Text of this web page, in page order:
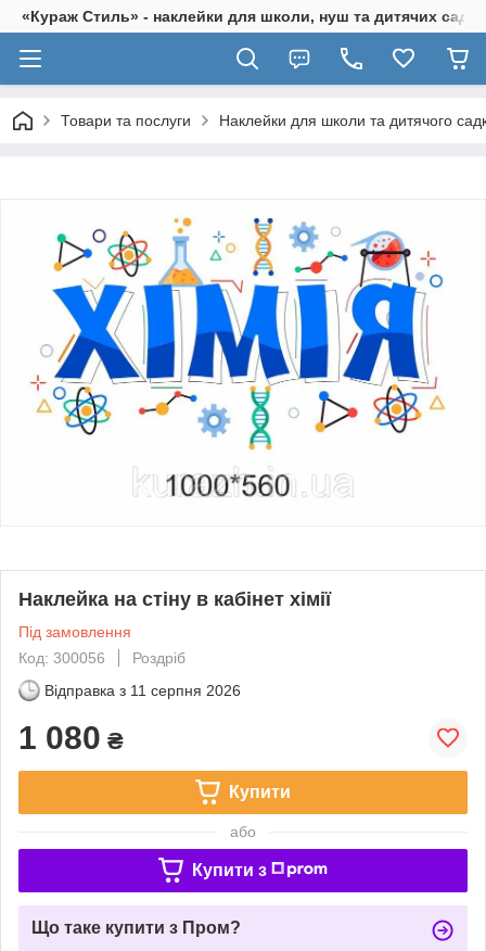
«Кураж Стиль» - наклейки для школи, нуш та дитячих
Товари та послуги Наклейки для школи та дитячого
Наклейка на стіну в кабінет хімії
Під замовлення
Код: 300056
Роздріб
Відправка з 11 серпня 2026
1 080 ₴
Купити
або
Купити з
Що таке купити з Пром?